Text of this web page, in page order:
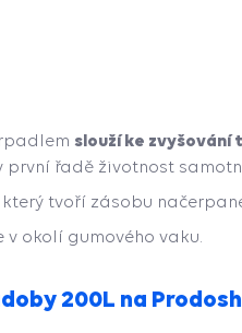
slouží ke zvyšování
první řadě životnost
který tvoří zásobu
okolí gumového vaku.
200L na